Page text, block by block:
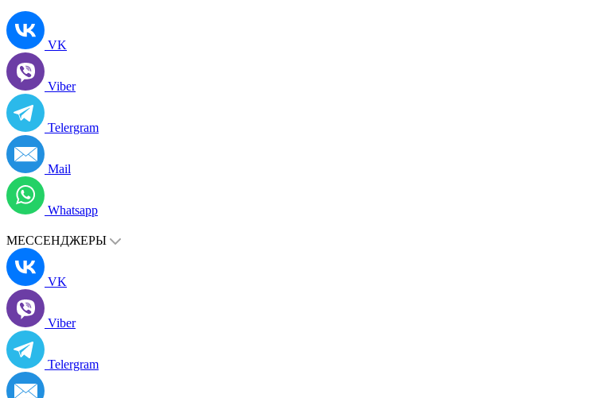
VK
Viber
Telergram
Mail
Whatsapp
МЕССЕНДЖЕРЫ
VK
Viber
Telergram